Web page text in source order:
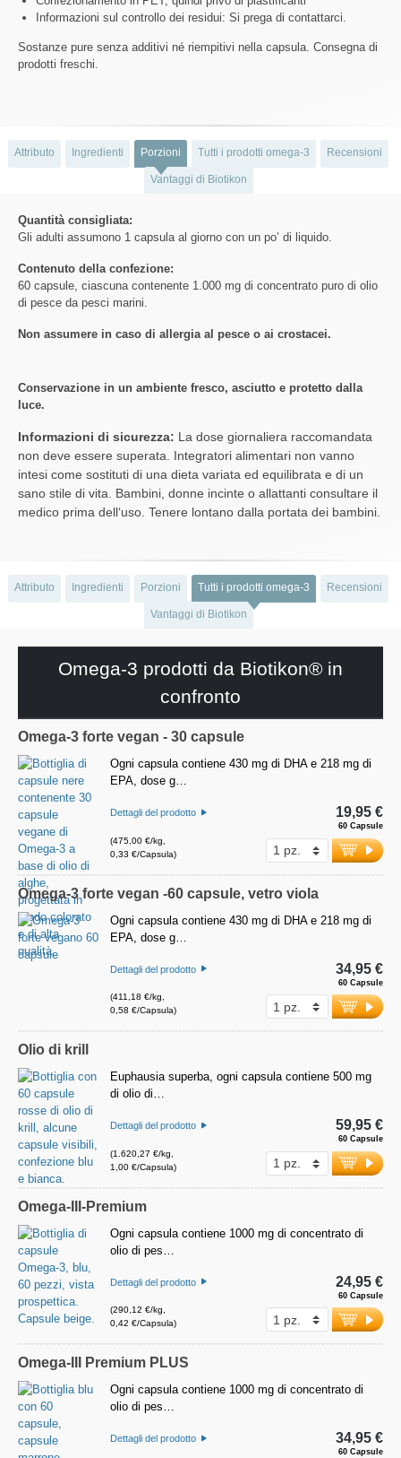
Informazioni sul controllo dei residui: Si prega di contattarci.
Sostanze pure senza additivi né riempitivi nella capsula. Consegna di
prodotti freschi.
Attributo Ingredienti Porzioni Tutti i prodotti omega-3 Recensioni
Vantaggi di Biotikon
Quantità consigliata:
Gli adulti assumono 1 capsula al giorno con un po’ di liquido.
Contenuto della confezione:
60 capsule, ciascuna contenente 1.000 mg di concentrato puro di olio
di pesce da pesci marini.
Non assumere in caso di allergia al pesce o ai crostacei.
Conservazione in un ambiente fresco, asciutto e protetto dalla
luce.
Informazioni di sicurezza: La dose giornaliera raccomandata
non deve essere superata. Integratori alimentari non vanno
intesi come sostituti di una dieta variata ed equilibrata e di un
sano stile di vita. Bambini, donne incinte o allattanti consultare il
medico prima dell‘uso. Tenere lontano dalla portata dei bambini.
Attributo Ingredienti Porzioni Tutti i prodotti omega-3 Recensioni
Vantaggi di Biotikon
Omega-3 prodotti da Biotikon® in
confronto
Omega-3 forte vegan - 30 capsule
Ogni capsula contiene 430 mg di DHA e 218 mg di
EPA, dose g…
Dettagli del prodotto
(475,00 €/kg,
0,33 €/Capsula)
60 Capsule
19,95 €
Omega-3 forte vegan -60 capsule, vetro viola
Ogni capsula contiene 430 mg di DHA e 218 mg di
EPA, dose g…
Dettagli del prodotto
(411,18 €/kg,
0,58 €/Capsula)
60 Capsule
34,95 €
Olio di krill
Euphausia superba, ogni capsula contiene 500 mg
di olio di…
Dettagli del prodotto
(1.620,27 €/kg,
1,00 €/Capsula)
60 Capsule
59,95 €
Omega-III-Premium
Ogni capsula contiene 1000 mg di concentrato di
olio di pes…
Dettagli del prodotto
(290,12 €/kg,
0,42 €/Capsula)
60 Capsule
24,95 €
Omega-III Premium PLUS
Ogni capsula contiene 1000 mg di concentrato di
olio di pes…
Dettagli del prodotto
60 Capsule
34,95 €